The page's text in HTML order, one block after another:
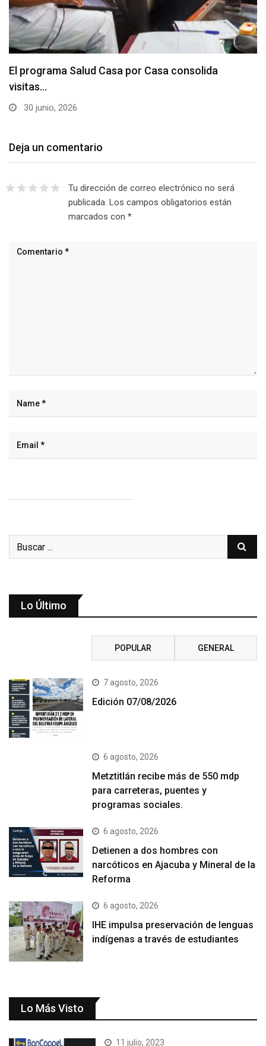
El programa Salud Casa por Casa consolida
visitas…
30 junio, 2026
Deja un comentario
Tu dirección de correo electrónico no será
publicada. Los campos obligatorios están
marcados con *
Lo Último
POPULAR GENERAL
7 agosto, 2026
Edición 07/08/2026
6 agosto, 2026
Metztitlán recibe más de 550 mdp
para carreteras, puentes y
programas sociales.
6 agosto, 2026
Detienen a dos hombres con
narcóticos en Ajacuba y Mineral de la
Reforma
6 agosto, 2026
IHE impulsa preservación de lenguas
indígenas a través de estudiantes
Lo Más Visto
11 julio, 2023